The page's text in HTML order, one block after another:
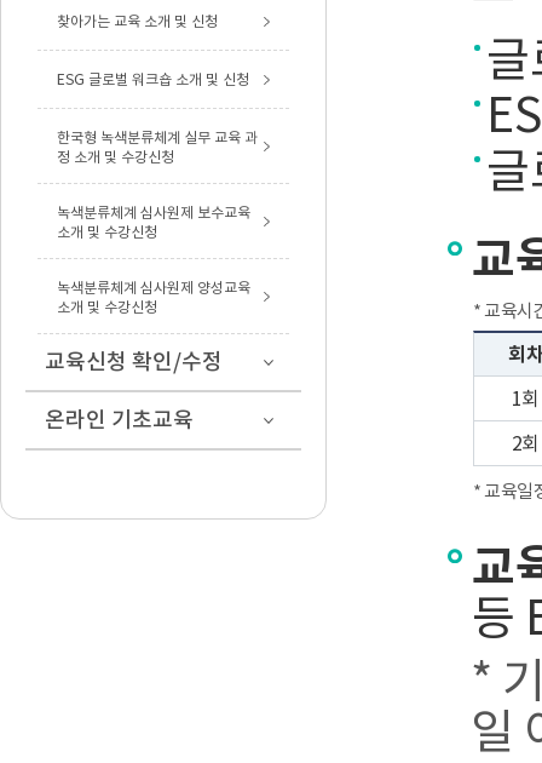
찾아가는 교육 소개 및 신청
ESG 글로벌 워크숍 소개 및 신청
한국형 녹색분류체계 실무 교육 과
정 소개 및 수강신청
녹색분류체계 심사원제 보수교육
소개 및 수강신청
녹색분류체계 심사원제 양성교육
소개 및 수강신청
교육신청 확인/수정
온라인 기초교육
교
* 교육시
회차
1회
2회
* 교육일
교
등
*
일